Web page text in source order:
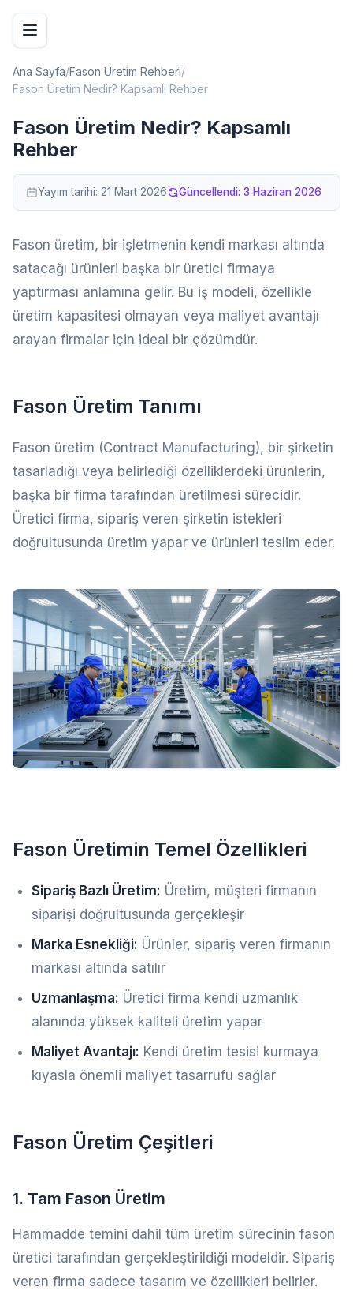
Ana Sayfa/Fason Üretim Rehberi/
Fason Üretim Nedir? Kapsamlı Rehber
Fason Üretim Nedir? Kapsamlı
Rehber
Yayım tarihi: 21 Mart 2026 Güncellendi: 3 Haziran 2026
Fason üretim, bir işletmenin kendi markası altında
satacağı ürünleri başka bir üretici firmaya
yaptırması anlamına gelir. Bu iş modeli, özellikle
üretim kapasitesi olmayan veya maliyet avantajı
arayan firmalar için ideal bir çözümdür.
Fason Üretim Tanımı
Fason üretim (Contract Manufacturing), bir şirketin
tasarladığı veya belirlediği özelliklerdeki ürünlerin,
başka bir firma tarafından üretilmesi sürecidir.
Üretici firma, sipariş veren şirketin istekleri
doğrultusunda üretim yapar ve ürünleri teslim eder.
Fason Üretimin Temel Özellikleri
Sipariş Bazlı Üretim: Üretim, müşteri firmanın
siparişi doğrultusunda gerçekleşir
Marka Esnekliği: Ürünler, sipariş veren firmanın
markası altında satılır
Uzmanlaşma: Üretici firma kendi uzmanlık
alanında yüksek kaliteli üretim yapar
Maliyet Avantajı: Kendi üretim tesisi kurmaya
kıyasla önemli maliyet tasarrufu sağlar
Fason Üretim Çeşitleri
1. Tam Fason Üretim
Hammadde temini dahil tüm üretim sürecinin fason
üretici tarafından gerçekleştirildiği modeldir. Sipariş
veren firma sadece tasarım ve özellikleri belirler.